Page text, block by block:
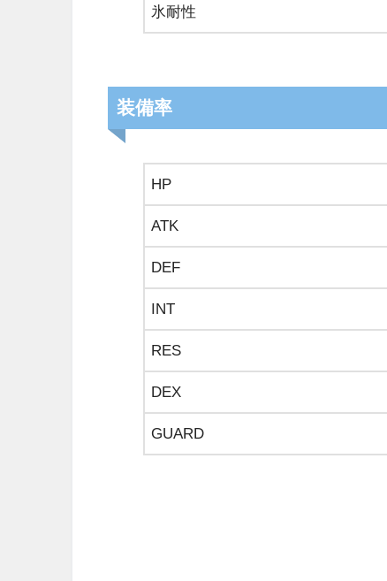
氷耐性
装備率
HP
ATK
DEF
INT
RES
DEX
GUARD